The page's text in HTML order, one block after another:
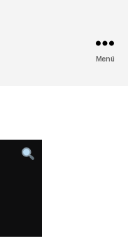
Menü